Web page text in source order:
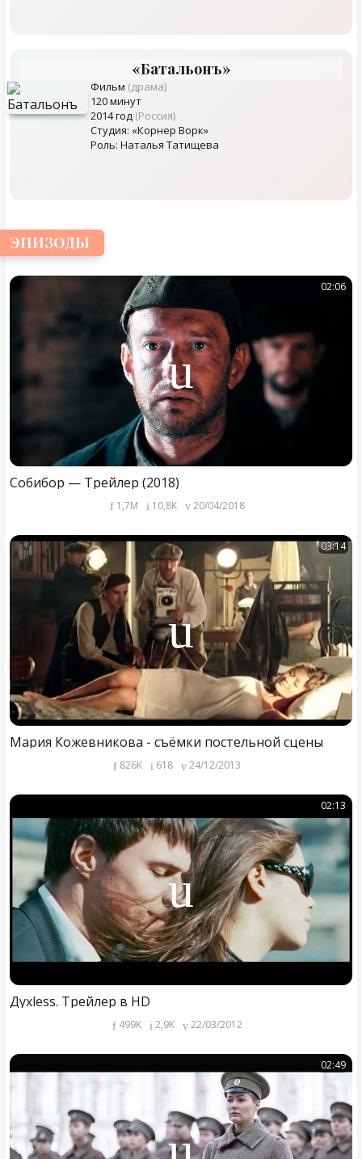
«Батальонъ»
Фильм (драма)
120 минут
2014 год (Россия)
Студия: «Корнер Ворк»
Роль: Наталья Татищева
ЭПИЗОДЫ
02:06
Собибор — Трейлер (2018)
1,7M 10,8K 20/04/2018
03:14
Мария Кожевникова - съёмки постельной сцены
826K 618 24/12/2013
02:13
Духless. Трейлер в HD
499K 2,9K 22/03/2012
02:49